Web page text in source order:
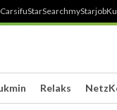
StarSearchmyStarjob
Relaks